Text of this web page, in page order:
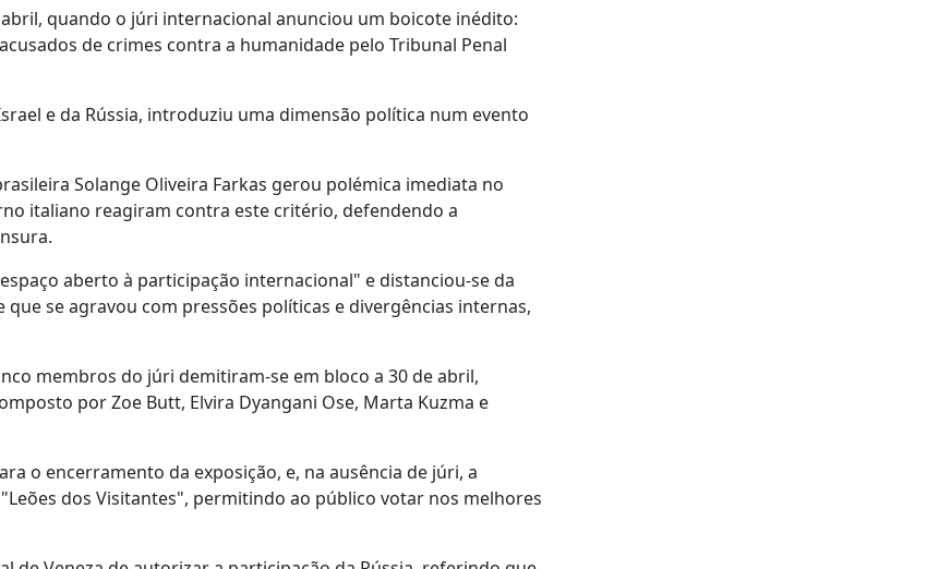
quando o júri internacional anunciou um boicote inédito:
de crimes contra a humanidade pelo Tribunal Penal
e da Rússia, introduziu uma dimensão política num evento
Solange Oliveira Farkas gerou polémica imediata no
italiano reagiram contra este critério, defendendo a
aberto à participação internacional" e distanciou-se da
se agravou com pressões políticas e divergências internas,
membros do júri demitiram-se em bloco a 30 de abril,
por Zoe Butt, Elvira Dyangani Ose, Marta Kuzma e
o encerramento da exposição, e, na ausência de júri, a
dos Visitantes", permitindo ao público votar nos melhores